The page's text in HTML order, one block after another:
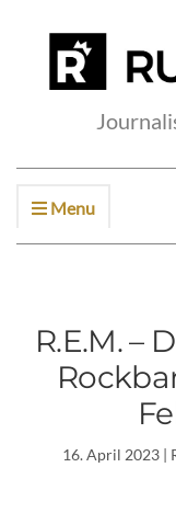
Menu
R.E.M. –
16. April 2023|